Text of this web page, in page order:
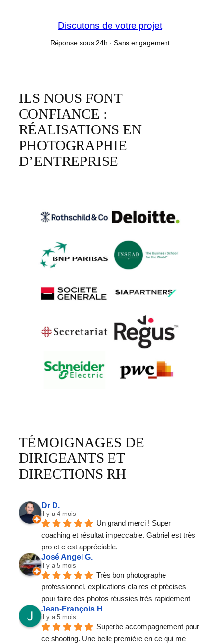
Discutons de votre projet
Réponse sous 24h · Sans engagement
ILS NOUS FONT
CONFIANCE :
RÉALISATIONS EN
PHOTOGRAPHIE
D’ENTREPRISE
TÉMOIGNAGES DE
DIRIGEANTS ET
DIRECTIONS RH
Dr D.
il y a 4 mois
Un grand merci ! Super
coaching et résultat impeccable. Gabriel est très
pro et c est appréciable.
José Angel G.
il y a 5 mois
Très bon photographe
professionnel, explications claires et précises
pour faire des photos réussies très rapidement
Jean-François H.
il y a 5 mois
Superbe accompagnement pour
ce shooting. Une belle première en ce qui me